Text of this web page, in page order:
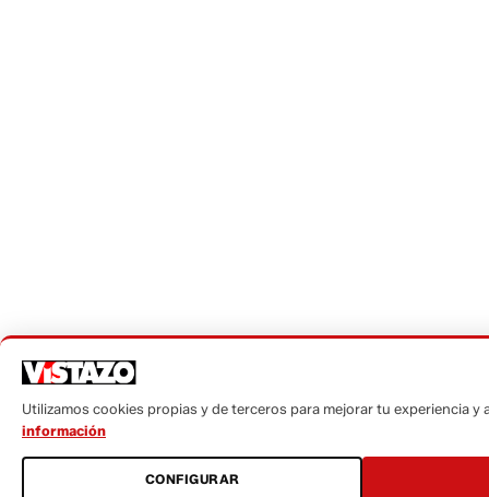
Utilizamos cookies propias y de terceros para mejorar tu experiencia y
información
CONFIGURAR